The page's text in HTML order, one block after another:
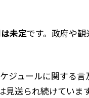
未定です。政府や
ジュールに関する
送られ続けています